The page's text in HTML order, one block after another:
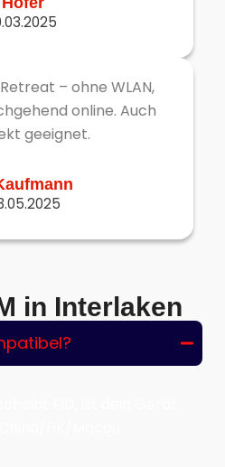
– ohne WLAN,
online. Auch
geeignet.
in Interlaken